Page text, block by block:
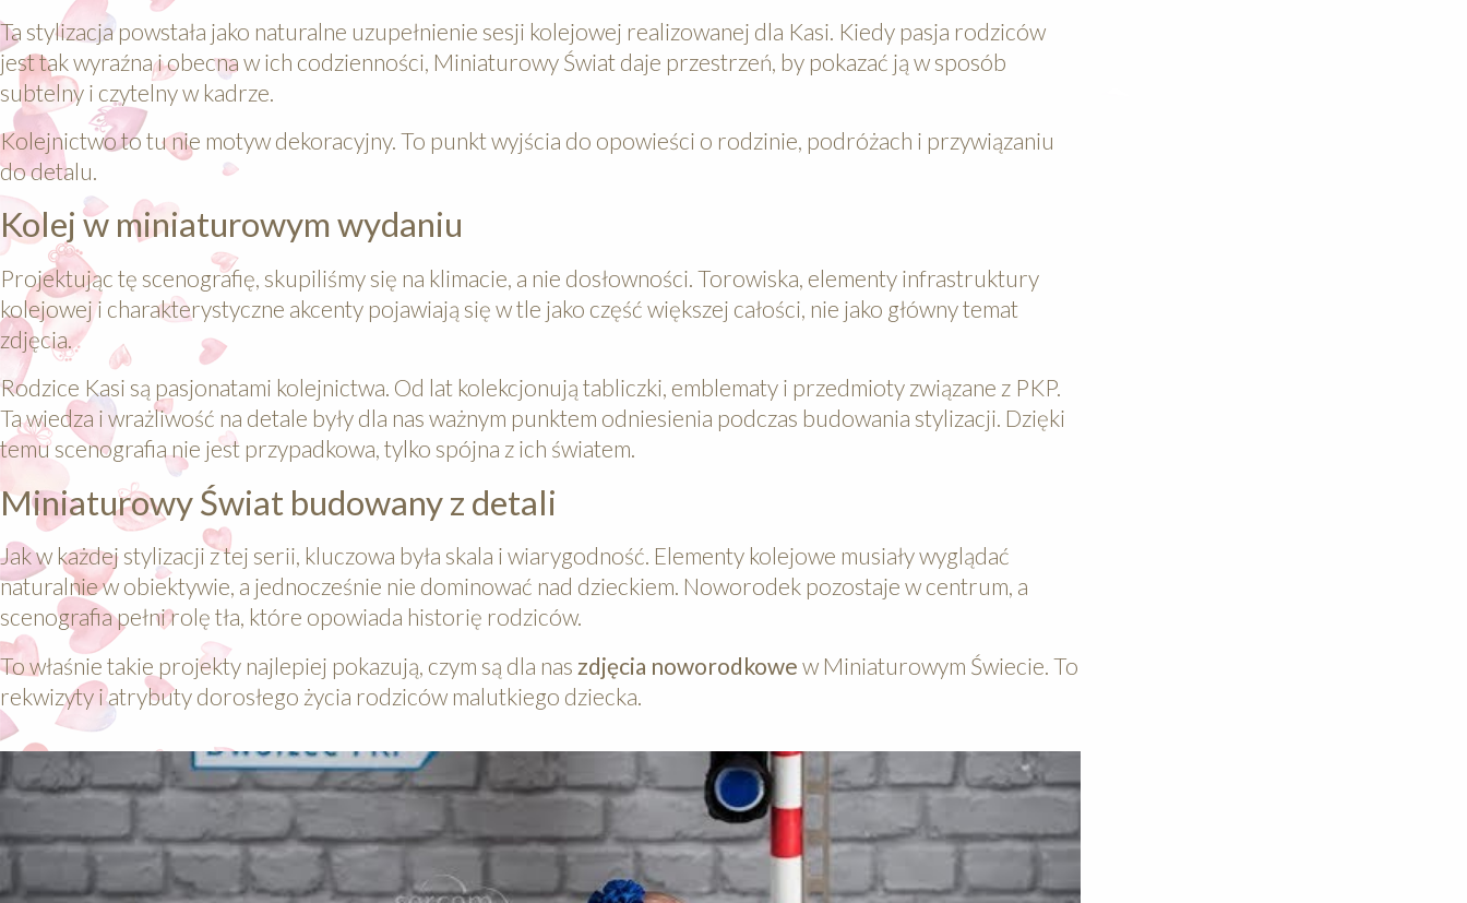
Ta stylizacja powstała jako naturalne uzupełnienie sesji kolejowej realizowanej dla Kasi. Kiedy pasja rodziców
jest tak wyraźna i obecna w ich codzienności, Miniaturowy Świat daje przestrzeń, by pokazać ją w sposób
subtelny i czytelny w kadrze.
Kolejnictwo to tu nie motyw dekoracyjny. To punkt wyjścia do opowieści o rodzinie, podróżach i przywiązaniu
do detalu.
Kolej w miniaturowym wydaniu
Projektując tę scenografię, skupiliśmy się na klimacie, a nie dosłowności. Torowiska, elementy infrastruktury
kolejowej i charakterystyczne akcenty pojawiają się w tle jako część większej całości, nie jako główny temat
zdjęcia.
Rodzice Kasi są pasjonatami kolejnictwa. Od lat kolekcjonują tabliczki, emblematy i przedmioty związane z PKP.
Ta wiedza i wrażliwość na detale były dla nas ważnym punktem odniesienia podczas budowania stylizacji. Dzięki
temu scenografia nie jest przypadkowa, tylko spójna z ich światem.
Miniaturowy Świat budowany z detali
Jak w każdej stylizacji z tej serii, kluczowa była skala i wiarygodność. Elementy kolejowe musiały wyglądać
naturalnie w obiektywie, a jednocześnie nie dominować nad dzieckiem. Noworodek pozostaje w centrum, a
scenografia pełni rolę tła, które opowiada historię rodziców.
To właśnie takie projekty najlepiej pokazują, czym są dla nas zdjęcia noworodkowe w Miniaturowym Świecie. To
rekwizyty i atrybuty dorosłego życia rodziców malutkiego dziecka.